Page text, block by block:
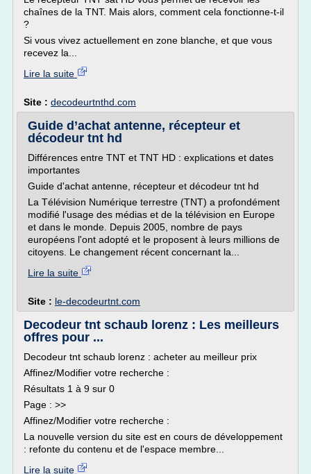
chaînes de la TNT. Mais alors, comment cela fonctionne-t-il
?
Si vous vivez actuellement en zone blanche, et que vous
recevez la...
Lire la suite
Site : decodeurtnthd.com
Guide d’achat antenne, récepteur et
décodeur tnt hd
Différences entre TNT et TNT HD : explications et dates
importantes
Guide d'achat antenne, récepteur et décodeur tnt hd
La Télévision Numérique terrestre (TNT) a profondément
modifié l'usage des médias et de la télévision en Europe
et dans le monde. Depuis 2005, nombre de pays
européens l'ont adopté et le proposent à leurs millions de
citoyens. Le changement récent concernant la...
Lire la suite
Site : le-decodeurtnt.com
Decodeur tnt schaub lorenz : Les meilleurs
offres pour ...
Decodeur tnt schaub lorenz : acheter au meilleur prix
Affinez/Modifier votre recherche :
Résultats 1 à 9 sur 0
Page : >>
Affinez/Modifier votre recherche :
La nouvelle version du site est en cours de développement
: refonte du contenu et de l'espace membre...
Lire la suite